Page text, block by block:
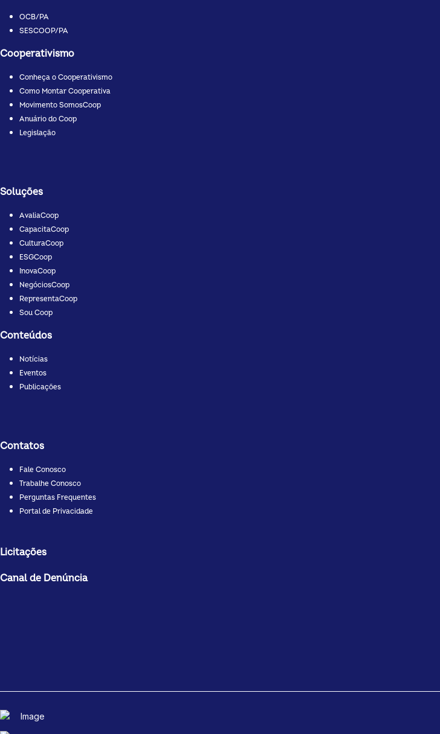
OCB/PA
SESCOOP/PA
Cooperativismo
Conheça o Cooperativismo
Como Montar Cooperativa
Movimento SomosCoop
Anuário do Coop
Legislação
Soluções
AvaliaCoop
CapacitaCoop
CulturaCoop
ESGCoop
InovaCoop
NegóciosCoop
RepresentaCoop
Sou Coop
Conteúdos
Notícias
Eventos
Publicações
Contatos
Fale Conosco
Trabalhe Conosco
Perguntas Frequentes
Portal de Privacidade
Licitações
Canal de Denúncia